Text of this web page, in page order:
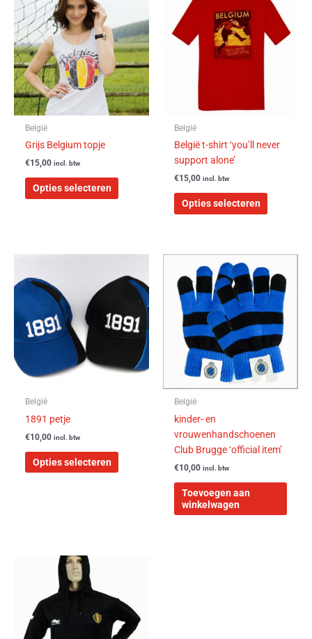
België
Grijs Belgium topje
€15,00 incl. btw
Opties selecteren
meerdere
variaties.
Deze
optie
kan
gekozen
België
België t-shirt ‘you’ll never
support alone’
€15,00 incl. btw
Opties selecteren
product
heeft
meerdere
variaties.
op
België
1891 petje
€10,00 incl. btw
Opties selecteren
product
heeft
meerdere
variaties.
kan
productpagina
België
kinder- en
vrouwenhandschoenen
Club Brugge ‘official item’
€10,00 incl. btw
Toevoegen aan
winkelwagen
meerdere
variaties.